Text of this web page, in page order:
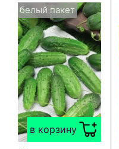
в корзину
белый пакет